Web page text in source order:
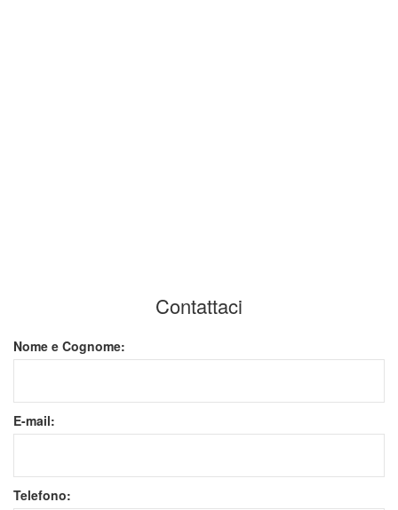
Contattaci
Nome e Cognome:
E-mail:
Telefono: